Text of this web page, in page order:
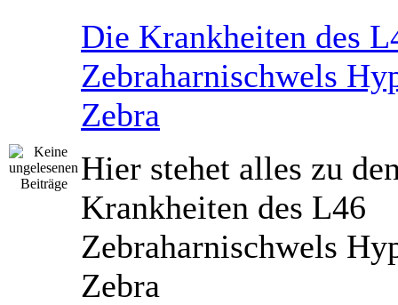
Die Krankheiten des
Zebraharnischwels
Zebra
Hier stehet alles zu
Krankheiten des L46
Zebraharnischwels
Zebra